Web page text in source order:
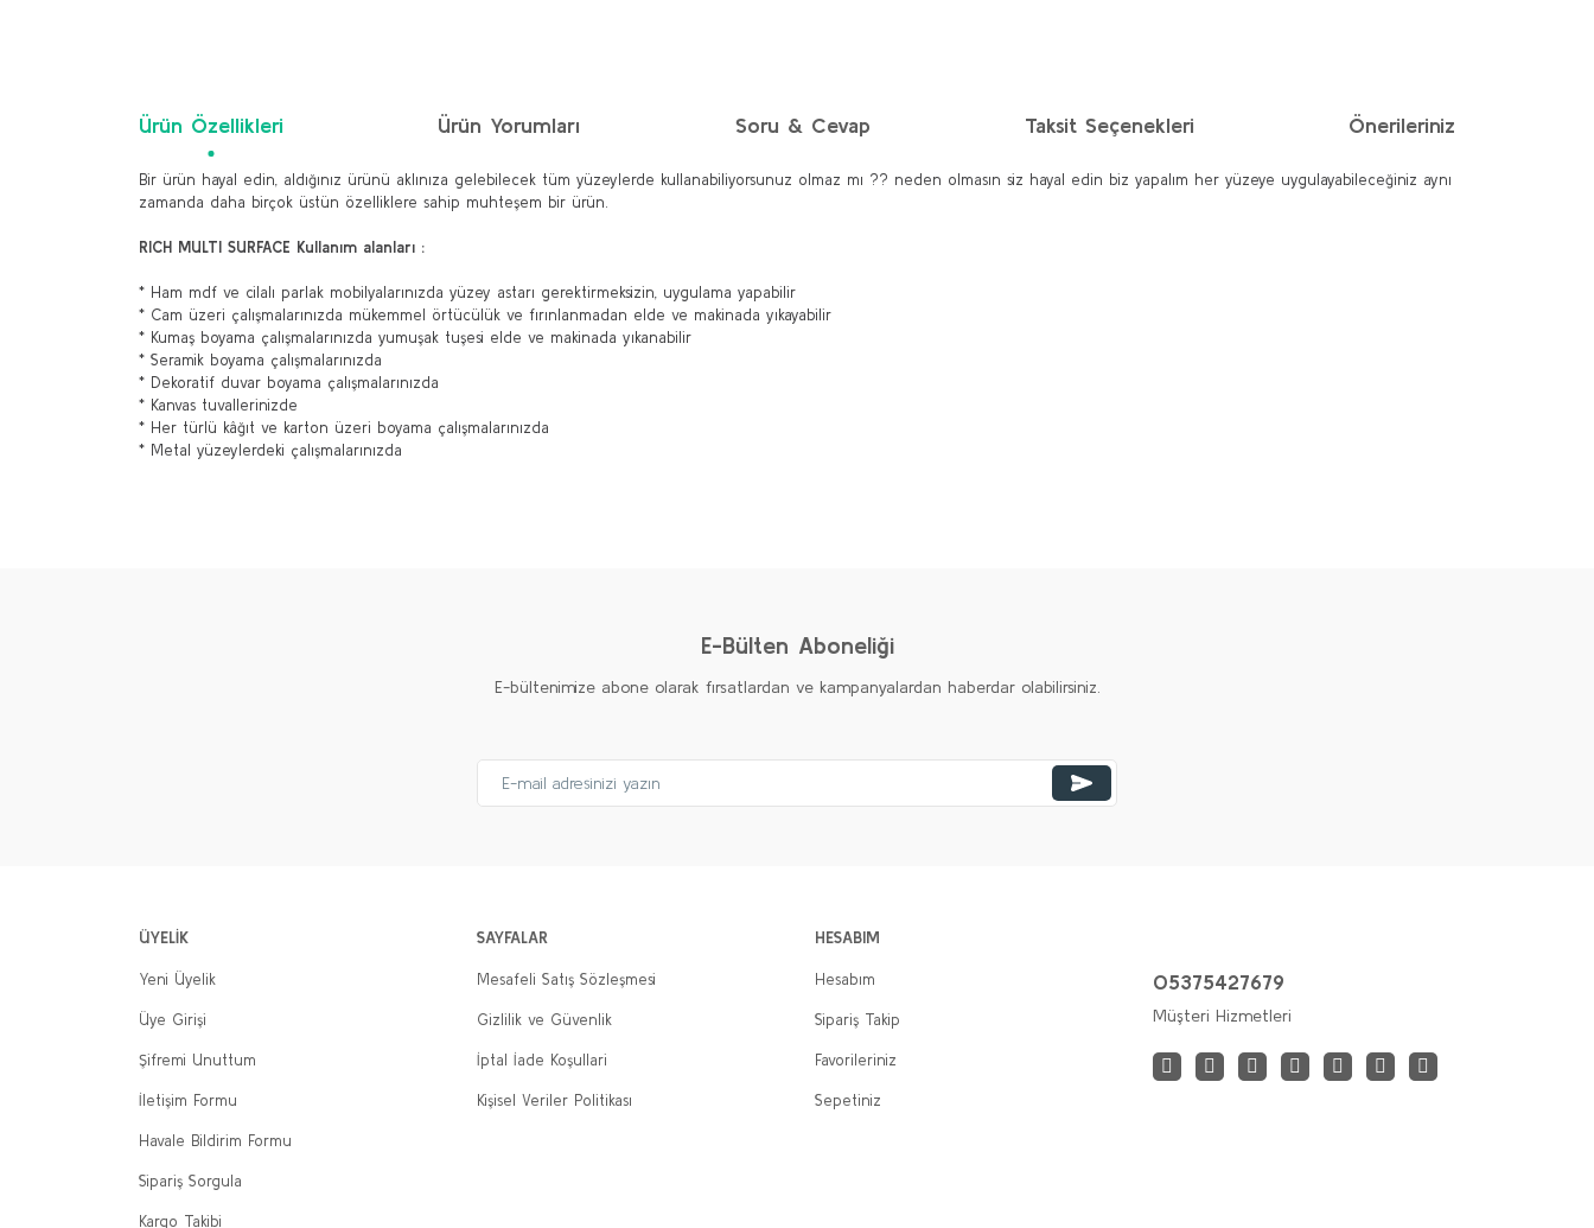
Ürün Özellikleri Ürün Yorumları Soru & Cevap Taksit Seçenekleri Önerileriniz
Bir ürün hayal edin, aldığınız ürünü aklınıza gelebilecek tüm yüzeylerde kullanabiliyorsunuz olmaz mı ?? neden olmasın siz hayal edin biz yapalım her yüzeye uygulayabileceğiniz aynı
zamanda daha birçok üstün özelliklere sahip muhteşem bir ürün.
RICH MULTI SURFACE Kullanım alanları :
* Ham mdf ve cilalı parlak mobilyalarınızda yüzey astarı gerektirmeksizin, uygulama yapabilir
* Cam üzeri çalışmalarınızda mükemmel örtücülük ve fırınlanmadan elde ve makinada yıkayabilir
* Kumaş boyama çalışmalarınızda yumuşak tuşesi elde ve makinada yıkanabilir
* Seramik boyama çalışmalarınızda
* Dekoratif duvar boyama çalışmalarınızda
* Kanvas tuvallerinizde
* Her türlü kâğıt ve karton üzeri boyama çalışmalarınızda
* Metal yüzeylerdeki çalışmalarınızda
E-Bülten Aboneliği
E-bültenimize abone olarak fırsatlardan ve kampanyalardan haberdar olabilirsiniz.
ÜYELİK
Yeni Üyelik
Üye Girişi
Şifremi Unuttum
İletişim Formu
Havale Bildirim Formu
Sipariş Sorgula
Kargo Takibi
SAYFALAR
Mesafeli Satış Sözleşmesi
Gizlilik ve Güvenlik
İptal İade Koşullari
Kişisel Veriler Politikası
HESABIM
Hesabım
Sipariş Takip
Favorileriniz
Sepetiniz
05375427679
Müşteri Hizmetleri